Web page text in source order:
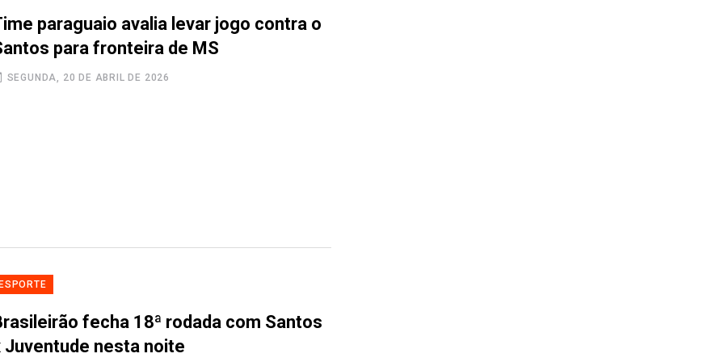
paraguaio avalia levar jogo contra o
para fronteira de MS
SEGUNDA, 20 DE ABRIL DE 2026
fecha 18ª rodada com Santos
Juventude nesta noite